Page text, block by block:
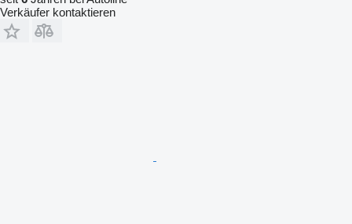
Verkäufer kontaktieren